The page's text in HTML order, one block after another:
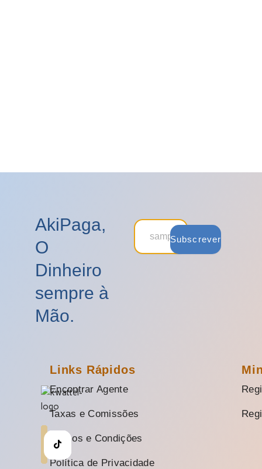
AkiPaga,
O
Dinheiro
sempre à
Mão.
Subscrever
Links Rápidos
Encontrar Agente
Taxas e Comissões
Termos e Condições
Política de Privacidade